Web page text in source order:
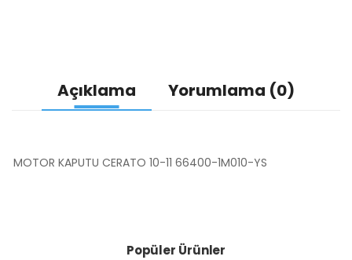
Açıklama Yorumlama (0)
MOTOR KAPUTU CERATO 10-11 66400-1M010-YS
Popüler Ürünler